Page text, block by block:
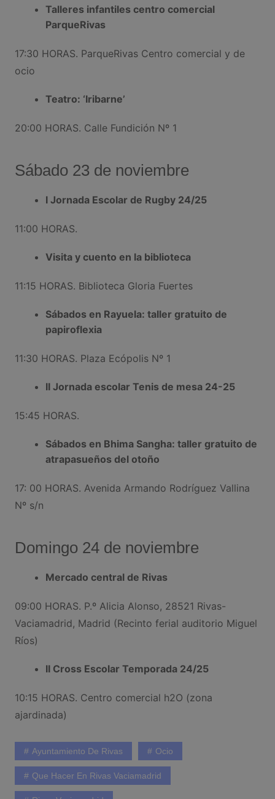
Talleres infantiles centro comercial
ParqueRivas
17:30 HORAS. ParqueRivas Centro comercial y de
ocio
Teatro: ‘Iribarne’
20:00 HORAS. Calle Fundición Nº 1
Sábado 23 de noviembre
I Jornada Escolar de Rugby 24/25
11:00 HORAS.
Visita y cuento en la biblioteca
11:15 HORAS. Biblioteca Gloria Fuertes
Sábados en Rayuela: taller gratuito de
papiroflexia
11:30 HORAS. Plaza Ecópolis Nº 1
II Jornada escolar Tenis de mesa 24-25
15:45 HORAS.
Sábados en Bhima Sangha: taller gratuito de
atrapasueños del otoño
17: 00 HORAS. Avenida Armando Rodríguez Vallina
Nº s/n
Domingo 24 de noviembre
Mercado central de Rivas
09:00 HORAS. P.º Alicia Alonso, 28521 Rivas-
Vaciamadrid, Madrid (Recinto ferial auditorio Miguel
Ríos)
II Cross Escolar Temporada 24/25
10:15 HORAS. Centro comercial h2O (zona
ajardinada)
Ayuntamiento De Rivas Ocio
Que Hacer En Rivas Vaciamadrid